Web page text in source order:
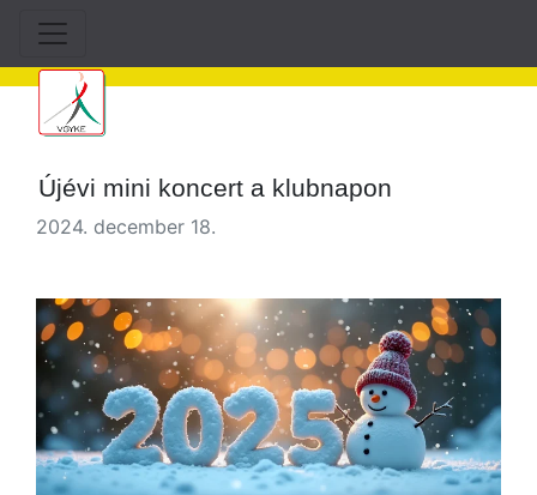
Újévi mini koncert a klubnapon
2024. december 18.